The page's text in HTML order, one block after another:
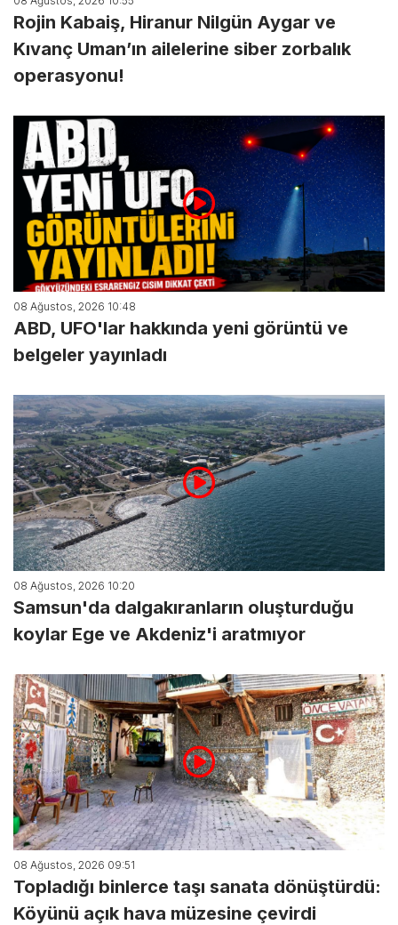
Rojin Kabaiş, Hiranur Nilgün Aygar ve
Kıvanç Uman’ın ailelerine siber zorbalık
operasyonu!
08 Ağustos, 2026 10:48
ABD, UFO'lar hakkında yeni görüntü ve
belgeler yayınladı
08 Ağustos, 2026 10:20
Samsun'da dalgakıranların oluşturduğu
koylar Ege ve Akdeniz'i aratmıyor
08 Ağustos, 2026 09:51
Topladığı binlerce taşı sanata dönüştürdü:
Köyünü açık hava müzesine çevirdi